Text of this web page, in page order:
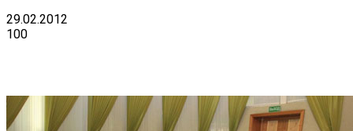
29.02.2012
100